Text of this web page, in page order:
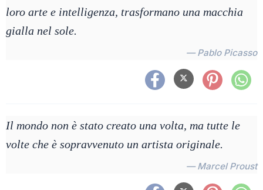
loro arte e intelligenza, trasformano una macchia
gialla nel sole.
— Pablo Picasso
Il mondo non è stato creato una volta, ma tutte le
volte che è sopravvenuto un artista originale.
— Marcel Proust